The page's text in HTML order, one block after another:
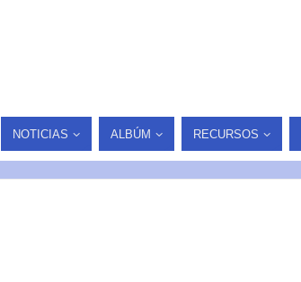
NOTICIAS ALBÚM RECURSOS